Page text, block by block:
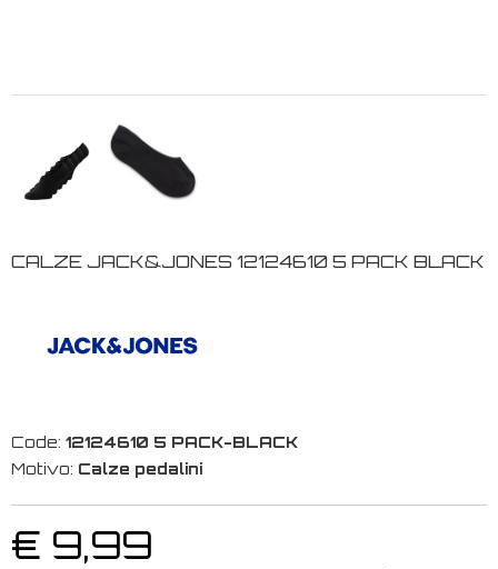
CALZE JACK&JONES 12124610 5 PACK BLACK
Code: 12124610 5 PACK-BLACK
Motivo: Calze pedalini
€ 9,99